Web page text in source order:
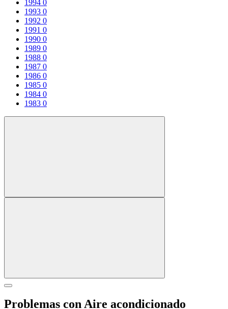
1994 0
1993 0
1992 0
1991 0
1990 0
1989 0
1988 0
1987 0
1986 0
1985 0
1984 0
1983 0
Problemas con Aire acondicionado